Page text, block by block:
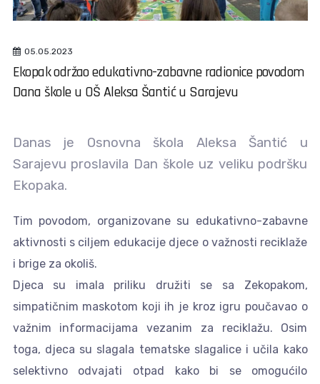
05.05.2023
Ekopak održao edukativno-zabavne radionice povodom
Dana škole u OŠ Aleksa Šantić u Sarajevu
Danas je Osnovna škola Aleksa Šantić u
Sarajevu proslavila Dan škole uz veliku podršku
Ekopaka.
Tim povodom, organizovane su edukativno-zabavne
aktivnosti s ciljem edukacije djece o važnosti reciklaže
i brige za okoliš.
Djeca su imala priliku družiti se sa Zekopakom,
simpatičnim maskotom koji ih je kroz igru poučavao o
važnim informacijama vezanim za reciklažu. Osim
toga, djeca su slagala tematske slagalice i učila kako
selektivno odvajati otpad kako bi se omogućilo